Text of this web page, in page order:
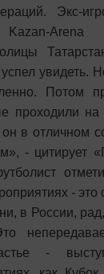
Экс-
увидеть.
Потом
проходили
в отличном
- цитирует
- это
в России,
-